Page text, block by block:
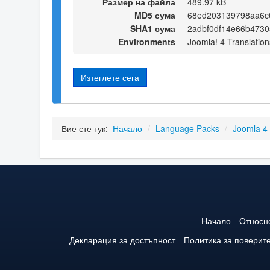
MD5 сума
SHA1 сума
Environments
Joomla! 4
Изтеглете сега
Вие сте тук: Начало / Language Packs / Joomla
Начало
Декларация за достъпност
Политика за